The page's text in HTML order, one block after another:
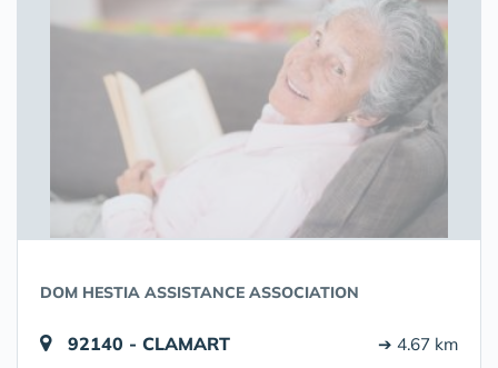
DOM HESTIA ASSISTANCE ASSOCIATION
92140 - CLAMART ➔ 4.67 km